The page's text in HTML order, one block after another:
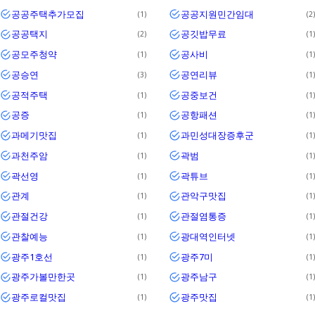
공공주택추가모집 1 공공지원민간임대 2
공공택지 2 공깃밥무료 1
공모주청약 1 공사비 1
공승연 3 공연리뷰 1
공적주택 1 공중보건 1
공증 1 공항패션 1
과메기맛집 1 과민성대장증후군 1
과천주암 1 곽범 1
곽선영 1 곽튜브 1
관계 1 관악구맛집 1
관절건강 1 관절염통증 1
관찰예능 1 광대역인터넷 1
광주1호선 1 광주7미 1
광주가볼만한곳 1 광주남구 1
광주로컬맛집 1 광주맛집 1